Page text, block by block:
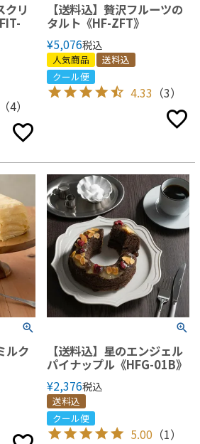
クリ
（4）
【送料込】贅沢フルーツの
タルト《HF-ZFT》
¥5,076税込
人気商品
送料込
クール便
4.33 （3）
ルク 【送料込】星のエンジェル
パイナップル《HFG-01B》
¥2,376税込
送料込
クール便
5.00 （1）